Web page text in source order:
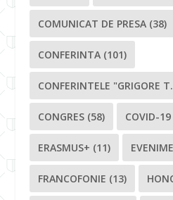
COMUNICAT DE PRESA (38)
CONFERINTA (101)
CONFERINTELE "GRIGORE
CONGRES (58) COVID-19
ERASMUS+ (11)
FRANCOFONIE (13)